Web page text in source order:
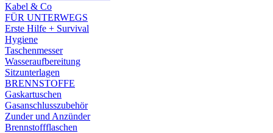
Kabel & Co
FÜR UNTERWEGS
Erste Hilfe + Survival
Hygiene
Taschenmesser
Wasseraufbereitung
Sitzunterlagen
BRENNSTOFFE
Gaskartuschen
Gasanschlusszubehör
Zunder und Anzünder
Brennstoffflaschen